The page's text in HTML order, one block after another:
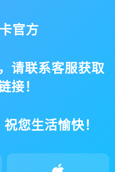
官方
请联系客服获取
接！
您生活愉快！